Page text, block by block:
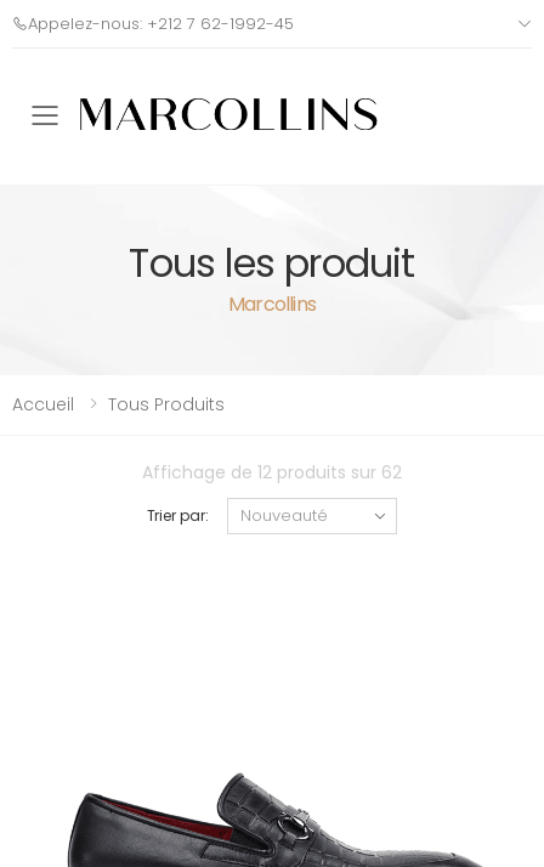
Appelez-nous: +212 7 62-1992-45
Toggle mobile menu
Tous les produit
Marcollins
Accueil Tous Produits
Affichage de 12 produits sur 62
Trier par: